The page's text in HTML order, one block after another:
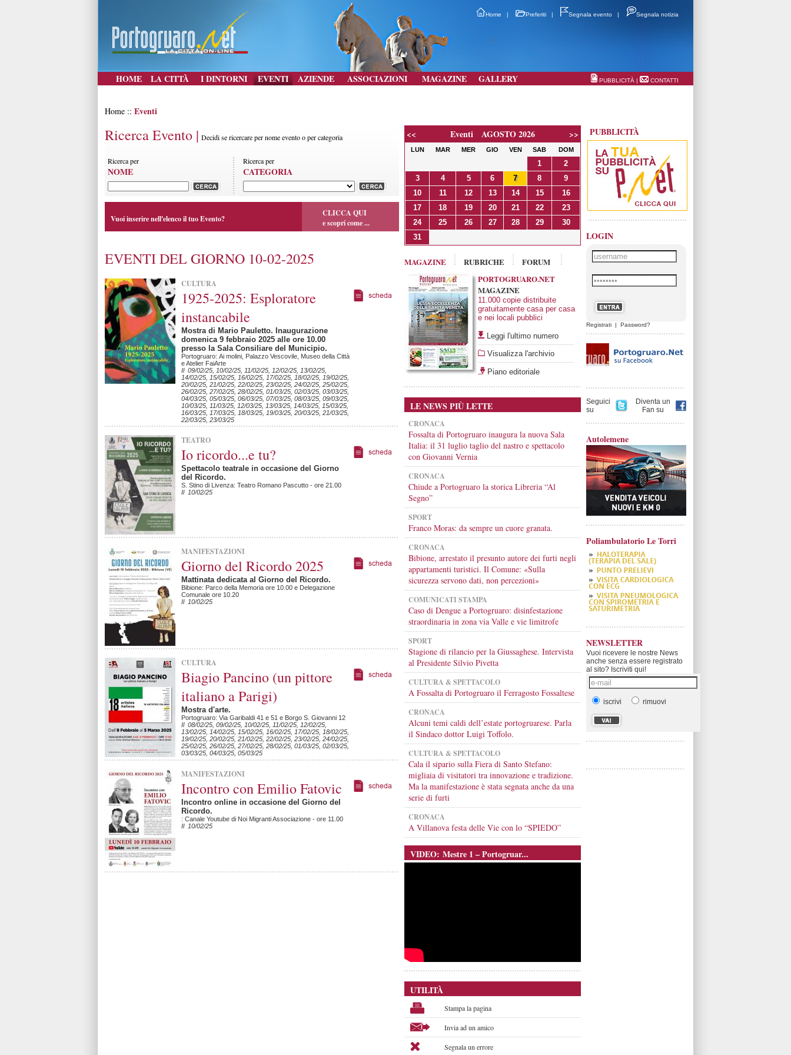
Home | Preferiti | Segnala evento | Segnala notizia
HOME LA CITTÀ I DINTORNI EVENTI AZIENDE ASSOCIAZIONI MAGAZINE GALLERY PUBBLICITÀ | CONTATTI
Home :: Eventi
Ricerca Evento | Decidi se ricercare per nome evento o per categoria
Ricerca per
NOME
Ricerca per
CATEGORIA
Vuoi inserire nell'elenco il tuo Evento?
CLICCA QUI
e scopri come ...
EVENTI DEL GIORNO 10-02-2025
CULTURA
1925-2025: Esploratore
instancabile
Mostra di Mario Pauletto. Inaugurazione
domenica 9 febbraio 2025 alle ore 10.00
presso la Sala Consiliare del Municipio.
Portogruaro: Ai molini, Palazzo Vescovile, Museo della Città
e Atelier FaiArte
Il 09/02/25, 10/02/25, 11/02/25, 12/02/25, 13/02/25,
14/02/25, 15/02/25, 16/02/25, 17/02/25, 18/02/25, 19/02/25,
20/02/25, 21/02/25, 22/02/25, 23/02/25, 24/02/25, 25/02/25,
26/02/25, 27/02/25, 28/02/25, 01/03/25, 02/03/25, 03/03/25,
04/03/25, 05/03/25, 06/03/25, 07/03/25, 08/03/25, 09/03/25,
10/03/25, 11/03/25, 12/03/25, 13/03/25, 14/03/25, 15/03/25,
16/03/25, 17/03/25, 18/03/25, 19/03/25, 20/03/25, 21/03/25,
22/03/25, 23/03/25
TEATRO
Io ricordo...e tu?
Spettacolo teatrale in occasione del Giorno
del Ricordo.
S. Stino di Livenza: Teatro Romano Pascutto - ore 21.00
Il 10/02/25
MANIFESTAZIONI
Giorno del Ricordo 2025
Mattinata dedicata al Giorno del Ricordo.
Bibione: Parco della Memoria ore 10.00 e Delegazione
Comunale ore 10.20
Il 10/02/25
CULTURA
Biagio Pancino (un pittore
italiano a Parigi)
Mostra d'arte.
Portogruaro: Via Garibaldi 41 e 51 e Borgo S. Giovanni 12
Il 08/02/25, 09/02/25, 10/02/25, 11/02/25, 12/02/25,
13/02/25, 14/02/25, 15/02/25, 16/02/25, 17/02/25, 18/02/25,
19/02/25, 20/02/25, 21/02/25, 22/02/25, 23/02/25, 24/02/25,
25/02/25, 26/02/25, 27/02/25, 28/02/25, 01/03/25, 02/03/25,
03/03/25, 04/03/25, 05/03/25
MANIFESTAZIONI
Incontro con Emilio Fatovic
Incontro online in occasione del Giorno del
Ricordo.
: Canale Youtube di Noi Migranti Associazione - ore 11.00
Il 10/02/25
<< Eventi AGOSTO 2026 >>
LUN MAR MER GIO VEN SAB DOM
1
2
3
4 5 6 7 8
9
10
11 12 13 14 15
16
17
18 19 20 21 22
23
24
25 26 27 28 29
30
31
MAGAZINE RUBRICHE
FORUM
PORTOGRUARO.NET
MAGAZINE
11.000 copie distribuite
gratuitamente casa per casa
e nei locali pubblici
Leggi l'ultimo numero
Visualizza l'archivio
Piano editoriale
LE NEWS PIÙ LETTE
CRONACA
Fossalta di Portogruaro inaugura la nuova Sala
Italia: il 31 luglio taglio del nastro e spettacolo
con Giovanni Vernia
CRONACA
Chiude a Portogruaro la storica Libreria “Al
Segno”
SPORT
Franco Moras: da sempre un cuore granata.
CRONACA
Bibione, arrestato il presunto autore dei furti negli
appartamenti turistici. Il Comune: «Sulla
sicurezza servono dati, non percezioni»
COMUNICATI STAMPA
Caso di Dengue a Portogruaro: disinfestazione
straordinaria in zona via Valle e vie limitrofe
SPORT
Stagione di rilancio per la Giussaghese. Intervista
al Presidente Silvio Pivetta
CULTURA & SPETTACOLO
A Fossalta di Portogruaro il Ferragosto Fossaltese
CRONACA
Alcuni temi caldi dell’estate portogruarese. Parla
il Sindaco dottor Luigi Toffolo.
CULTURA & SPETTACOLO
Cala il sipario sulla Fiera di Santo Stefano:
migliaia di visitatori tra innovazione e tradizione.
Ma la manifestazione è stata segnata anche da una
serie di furti
CRONACA
A Villanova festa delle Vie con lo “SPIEDO”
VIDEO: Mestre 1 – Portogruar...
UTILITÀ
Stampa la pagina
Invia ad un amico
Segnala un errore
PUBBLICITÀ
LOGIN
Registrati | Password?
Seguici
su
Diventa un
Fan su
Autolemene
Poliambulatorio Le Torri
NEWSLETTER
Vuoi ricevere le nostre News
anche senza essere registrato
al sito? Iscriviti qui!
iscrivi rimuovi